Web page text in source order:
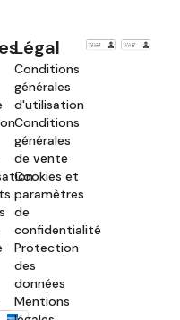
Légal
Conditions
générales
d'utilisation
Conditions
générales
de vente
Cookies et
paramètres
de
confidentialité
Protection
des
données
Mentions